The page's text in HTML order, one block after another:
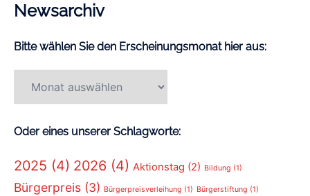
Newsarchiv
Bitte wählen Sie den Erscheinungsmonat hier aus:
Oder eines unserer Schlagworte:
2025 (4) 2026 (4) Aktionstag (2) Bildung (1)
Bürgerpreis (3) Bürgerpreisverleihung (1) Bürgerstiftung (1)